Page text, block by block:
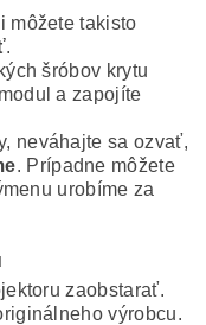
môžete takisto
.
šróbov krytu
a zapojíte
neváhajte sa ozvať,
. Prípadne môžete
urobíme za
zaobstarať.
výrobcu.